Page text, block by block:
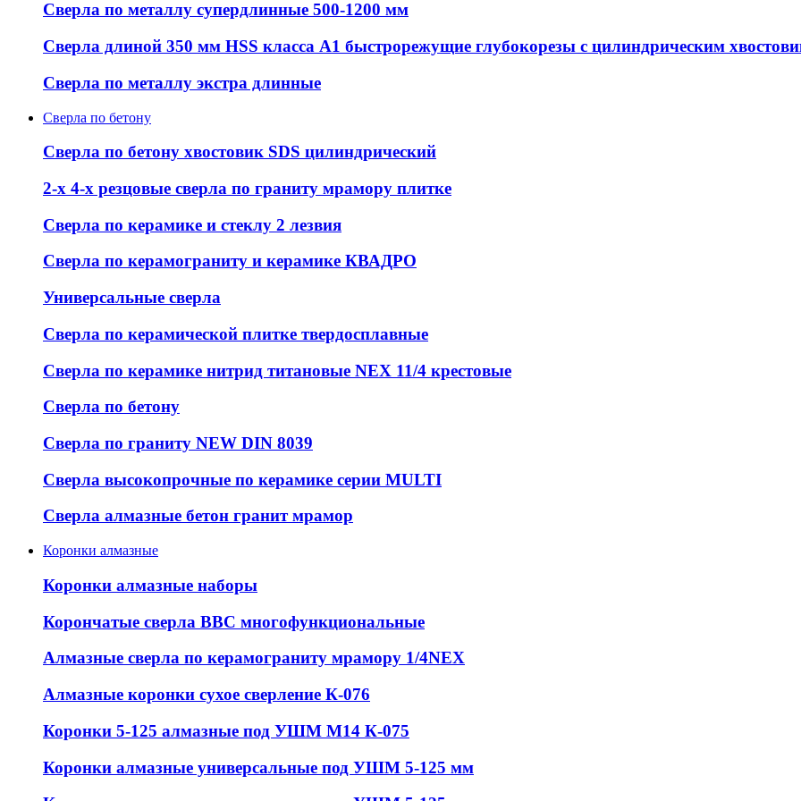
Сверла по металлу супердлинные 500-1200 мм
Сверла длиной 350 мм HSS класса А1 быстрорежущие глубокорезы с цилиндрическим
Сверла по металлу экстра длинные
Сверла по бетону
Сверла по бетону хвостовик SDS цилиндрический
2-х 4-х резцовые сверла по граниту мрамору плитке
Сверла по керамике и стеклу 2 лезвия
Сверла по керамограниту и керамике КВАДРО
Универсальные сверла
Сверла по керамической плитке твердосплавные
Сверла по керамике нитрид титановые NEX 11/4 крестовые
Сверла по бетону
Сверла по граниту NEW DIN 8039
Сверла высокопрочные по керамике серии MULTI
Сверла алмазные бетон гранит мрамор
Коронки алмазные
Коронки алмазные наборы
Корончатые сверла ВВС многофункциональные
Алмазные сверла по керамограниту мрамору 1/4NEX
Алмазные коронки сухое сверление К-076
Коронки 5-125 алмазные под УШМ М14 К-075
Коронки алмазные универсальные под УШМ 5-125 мм